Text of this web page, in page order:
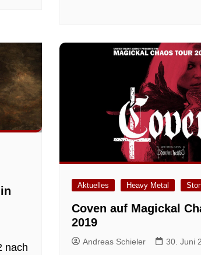
nach
Aktuelles Heavy Metal
Coven auf Magickal
2019
Andreas Schieler 30. Juni